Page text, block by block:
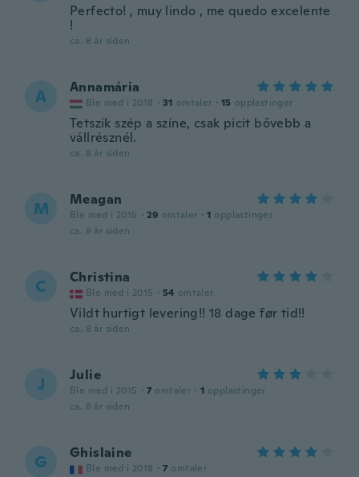
Perfecto! , muy lindo , me quedo excelente
!
ca. 8 år siden
A Annamária
Ble med i 2018 · 31 omtaler · 15 opplastinger
Tetszik szép a színe, csak picit bővebb a
vállrésznél.
ca. 8 år siden
M Meagan
Ble med i 2015 · 29 omtaler · 1 opplastinger
ca. 8 år siden
C Christina
Ble med i 2015 · 54 omtaler
Vildt hurtigt levering!! 18 dage før tid!!
ca. 8 år siden
J Julie
Ble med i 2015 · 7 omtaler · 1 opplastinger
ca. 8 år siden
G Ghislaine
Ble med i 2018 · 7 omtaler